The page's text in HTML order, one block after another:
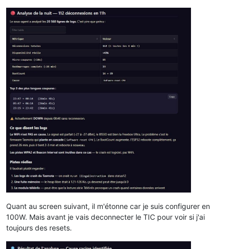
Quant au screen suivant, il m'étonne car je suis configurer en
100W. Mais avant je vais deconnecter le TIC pour voir si j'ai
toujours des resets.